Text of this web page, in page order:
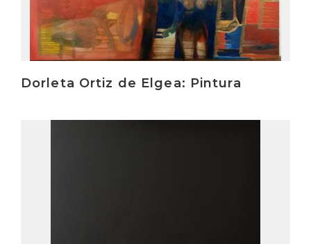
Dorleta Ortiz de Elgea: Pintura